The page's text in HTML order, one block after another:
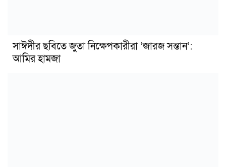
সাঈদীর ছবিতে জুতা নিক্ষেপকারীরা ‘জারজ সন্তান’:
আমির হামজা